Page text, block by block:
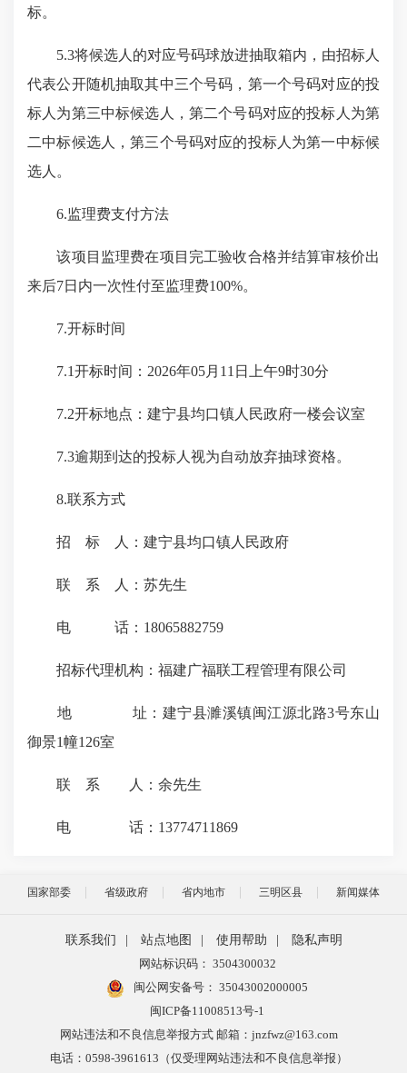
标。
5.3将候选人的对应号码球放进抽取箱内，由招标人
代表公开随机抽取其中三个号码，第一个号码对应的投
标人为第三中标候选人，第二个号码对应的投标人为第
二中标候选人，第三个号码对应的投标人为第一中标候
选人 。
6.监理费支付方法
该项目监理费在项目完工验收合格并结算审核价出
来后7日内一次性付至监理费100%。
7.开标时间
7.1开标时间： 2026年05月11日上午9时30分
7.2开标地点：建宁县均口镇人民政府一楼会议室
7.3逾期到达的投标人视为自动放弃抽球资格。
8.联系方式
招 标 人：建宁县均口镇人民政府
联 系 人：苏先生
电 话：18065882759
招标代理机构：福建广福联工程管理有限公司
地 址：建宁县濉溪镇闽江源北路3号东山
御景1幢126室
联 系 人：余先生
电 话：13774711869
国家部委 省级政府 省内地市 三明区县 新闻媒体
联系我们 站点地图 使用帮助
隐私声明
网站标识码： 3504300032
闽公网安备号： 35043002000005
闽ICP备11008513号-1
网站违法和不良信息举报方式 邮箱：jnzfwz@163.com
电话：0598-3961613（仅受理网站违法和不良信息举报）